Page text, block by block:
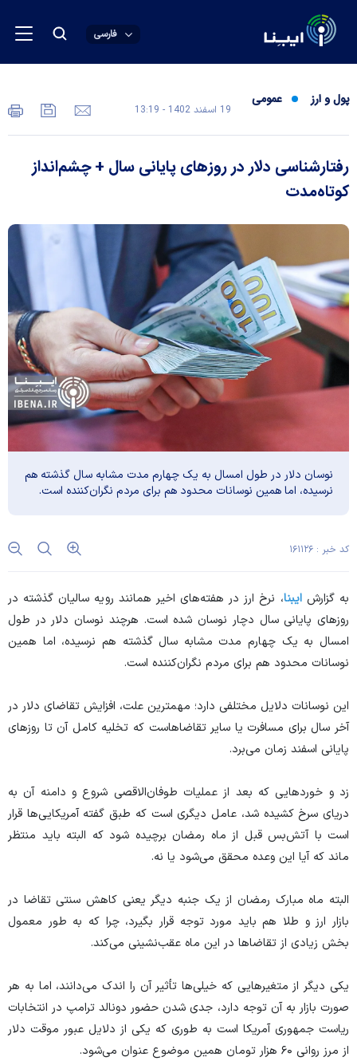
فارسی
پول و ارز عمومی
19 اسفند 1402 - 13:19
رفتارشناسی دلار در روز‌های پایانی سال + چشم‌انداز
کوتاه‌مدت
نوسان دلار در طول امسال به یک چهارم مدت مشابه سال گذشته هم
نرسیده، اما همین نوسانات محدود هم برای مردم نگران‌کننده است.
کد خبر : ۱۶۱۱۲۶
به گزارشایبنا، نرخ ارز در هفته‌های اخیر همانند رویه سالیان گذشته در
روز‌های پایانی سال دچار نوسان شده است. هرچند نوسان دلار در طول
امسال به یک چهارم مدت مشابه سال گذشته هم نرسیده، اما همین
نوسانات محدود هم برای مردم نگران‌کننده است.
این نوسانات دلایل مختلفی دارد؛ مهمترین علت، افزایش تقاضای دلار در
آخر سال برای مسافرت یا سایر تقاضاهاست که تخلیه کامل آن تا روز‌های
پایانی اسفند زمان می‌برد.
زد و خورد‌هایی که بعد از عملیات طوفان‌الاقصی شروع و دامنه آن به
دریای سرخ کشیده شد، عامل دیگری است که طبق گفته آمریکایی‌ها قرار
است با آتش‌بس قبل از ماه رمضان برچیده شود که البته باید منتظر
ماند که آیا این وعده محقق می‌شود یا نه.
البته ماه مبارک رمضان از یک جنبه دیگر یعنی کاهش سنتی تقاضا در
بازار ارز و طلا هم باید مورد توجه قرار بگیرد، چرا که به طور معمول
بخش زیادی از تقاضا‌ها در این ماه عقب‌نشینی می‌کند.
یکی دیگر از متغیر‌هایی که خیلی‌ها تأثیر آن را اندک می‌دانند، اما به هر
صورت بازار به آن توجه دارد، جدی شدن حضور دونالد ترامپ در انتخابات
ریاست جمهوری آمریکا است به طوری که یکی از دلایل عبور موقت دلار
از مرز روانی ۶۰ هزار تومان همین موضوع عنوان می‌شود.